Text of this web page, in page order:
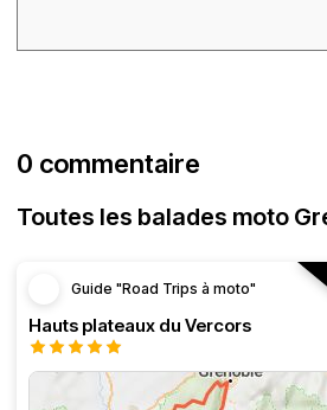
0 commentaire
Toutes les balades moto
Guide "Road Trips à moto"
Hauts plateaux du Vercors